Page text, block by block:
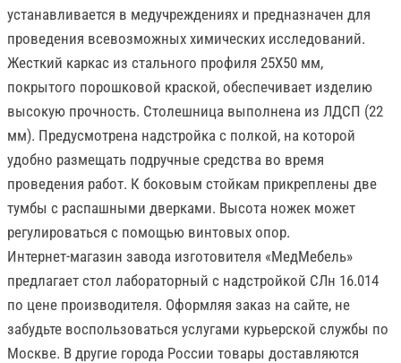
устанавливается в медучреждениях и предназначен для
проведения всевозможных химических исследований.
Жесткий каркас из стального профиля 25Х50 мм,
покрытого порошковой краской, обеспечивает изделию
высокую прочность. Столешница выполнена из ЛДСП (22
мм). Предусмотрена надстройка с полкой, на которой
удобно размещать подручные средства во время
проведения работ. К боковым стойкам прикреплены две
тумбы с распашными дверками. Высота ножек может
регулироваться с помощью винтовых опор.
Интернет-магазин завода изготовителя «МедМебель»
предлагает стол лабораторный с надстройкой СЛн 16.014
по цене производителя. Оформляя заказ на сайте, не
забудьте воспользоваться услугами курьерской службы по
Москве. В другие города России товары доставляются